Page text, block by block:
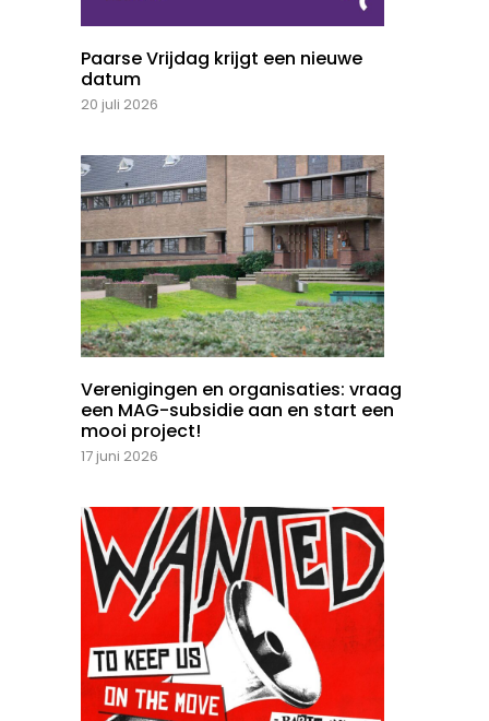
Paarse Vrijdag krijgt een nieuwe
datum
20 juli 2026
Verenigingen en organisaties: vraag
een MAG-subsidie aan en start een
mooi project!
17 juni 2026